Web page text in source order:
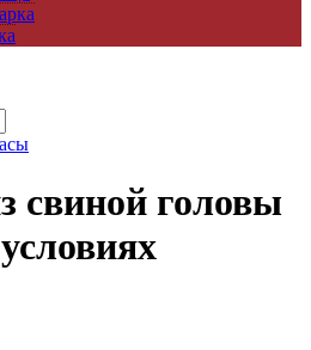
свиной головы